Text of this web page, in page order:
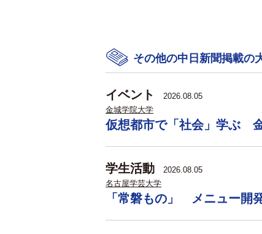
その他の中日新聞掲載の
イベント
2026.08.05
金城学院大学
仮想都市で「社会」学ぶ
学生活動
2026.08.05
名古屋学芸大学
「常磐もの」 メニュー開